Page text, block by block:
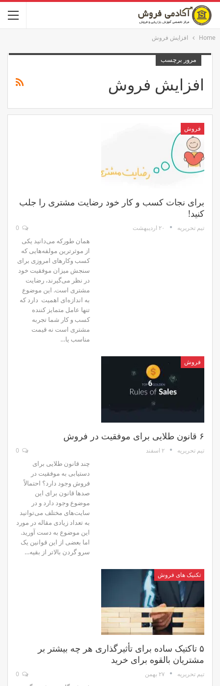
Home افزایش فروش
مرور برچسب
افزایش فروش
فروش
برای نجات کسب و کار خود رضایت مشتری را جلب
کنید!
تیم تحریریه ۲۰ اردیبهشت
همان طورکه می‌دانید یکی
از موثرترین مولفه‌هایی که
کسب وکارهای امروزی برای
سنجش میزان موفقیت خود
در نظر می‌گیرند، رضایت
مشتری است. این موضوع
به اندازه‌ای اهمیت دارد که
تنها عامل متمایز کننده‌
کسب و کار شما تجربه
مشتری است نه قیمت
مناسب یا…
فروش
۶ قانون طلایی برای موفقیت در فروش
تیم تحریریه ۲ اسفند
چند قانون طلایی برای
دستیابی به موفقیت در
فروش وجود دارد؟ احتمالاً
صدها قانون برای این
موضوع وجود دارد و در
سایت‌های مختلف می‌توانید
به تعداد زیادی مقاله در مورد
این موضوع به دست آورید.
اما بعضی از این قوانین یک
سرو گردن بالاتر از بقیه…
تکنیک های فروش
۵ تاکتیک ساده برای تأثیرگذاری هر چه بیشتر بر
مشتریان بالقوه برای خرید
تیم تحریریه ۲۷ بهمن